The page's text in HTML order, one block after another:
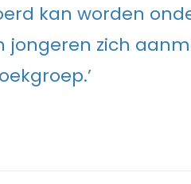
kan worden
jongeren zich